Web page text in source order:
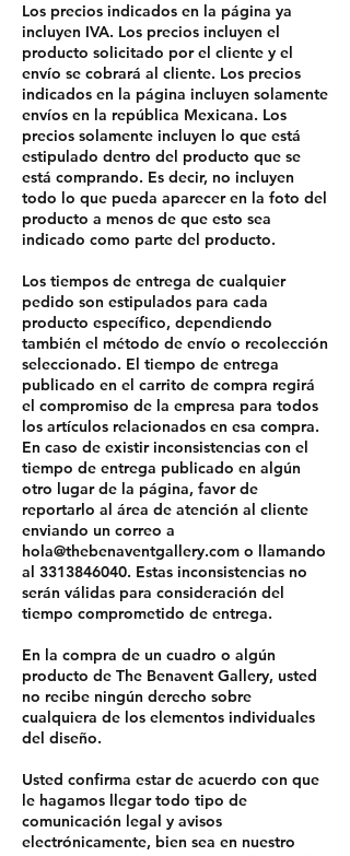
Los precios indicados en la página ya
incluyen IVA. Los precios incluyen el
producto solicitado por el cliente y el
envío se cobrará al cliente. Los precios
indicados en la página incluyen solamente
envíos en la república Mexicana. Los
precios solamente incluyen lo que está
estipulado dentro del producto que se
está comprando. Es decir, no incluyen
todo lo que pueda aparecer en la foto del
producto a menos de que esto sea
indicado como parte del producto.
Los tiempos de entrega de cualquier
pedido son estipulados para cada
producto específico, dependiendo
también el método de envío o recolección
seleccionado. El tiempo de entrega
publicado en el carrito de compra regirá
el compromiso de la empresa para todos
los artículos relacionados en esa compra.
En caso de existir inconsistencias con el
tiempo de entrega publicado en algún
otro lugar de la página, favor de
reportarlo al área de atención al cliente
enviando un correo a
hola@thebenaventgallery.com o llamando
al 3313846040. Estas inconsistencias no
serán válidas para consideración del
tiempo comprometido de entrega.
En la compra de un cuadro o algún
producto de The Benavent Gallery, usted
no recibe ningún derecho sobre
cualquiera de los elementos individuales
del diseño.
Usted confirma estar de acuerdo con que
le hagamos llegar todo tipo de
comunicación legal y avisos
electrónicamente, bien sea en nuestro